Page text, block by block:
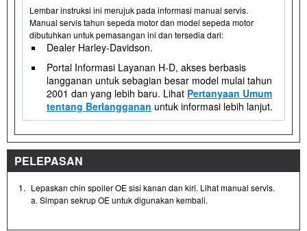
Lembar instruksi ini merujuk pada informasi manual servis.
Manual servis tahun sepeda motor dan model sepeda motor
dibutuhkan untuk pemasangan ini dan tersedia dari:
Dealer Harley-Davidson.
Portal Informasi Layanan H-D, akses berbasis
langganan untuk sebagian besar model mulai tahun
2001 dan yang lebih baru. Lihat Pertanyaan Umum
tentang Berlangganan untuk informasi lebih lanjut.
PELEPASAN
1. Lepaskan chin spoiler OE sisi kanan dan kiri. Lihat manual servis.
a. Simpan sekrup OE untuk digunakan kembali.